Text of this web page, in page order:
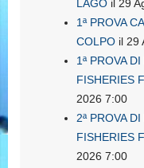
LAGO il 29
1ª PROVA
COLPO il 29
1ª PROVA
FISHERIES
2026 7:00
2ª PROVA
FISHERIES
2026 7:00